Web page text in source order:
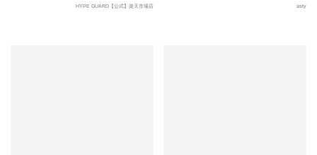
HYPE GUARD【公式】楽天市場店 asty